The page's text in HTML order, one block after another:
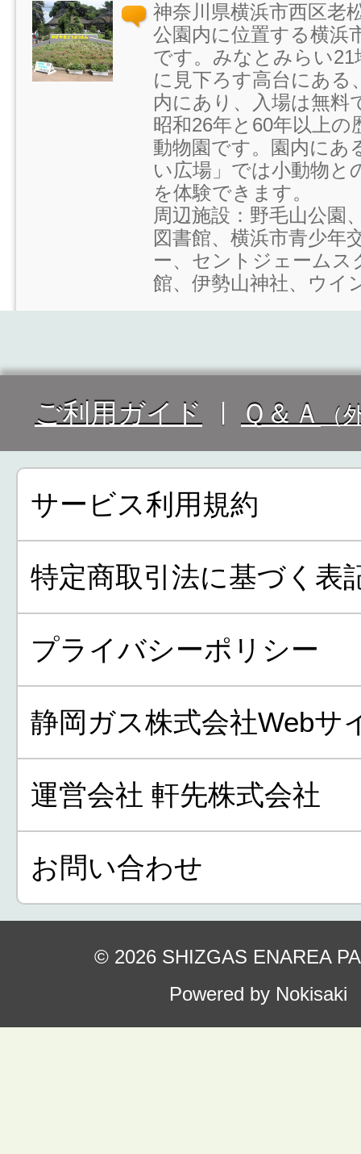
神奈川県横浜市西区老
公園内に位置する横浜
です。みなとみらい21
に見下ろす高台にある
内にあり、入場は無料
昭和26年と60年以上の
動物園です。園内にあ
い広場」では小動物と
を体験できます。
周辺施設：野毛山公園
図書館、横浜市青少年
ー、セントジェームス
館、伊勢山神社、ウイ
ご利用ガイド Ｑ＆Ａ （
サービス利用規約
特定商取引法に基づく表
プライバシーポリシー
静岡ガス株式会社Webサ
運営会社 軒先株式会社
お問い合わせ
© 2026 SHIZGAS ENAREA
Powered by Nokisaki